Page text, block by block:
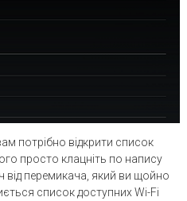
потрібно відкрити список
просто клацніть по напису
від перемикача, який ви щойно
список доступних Wi-Fi